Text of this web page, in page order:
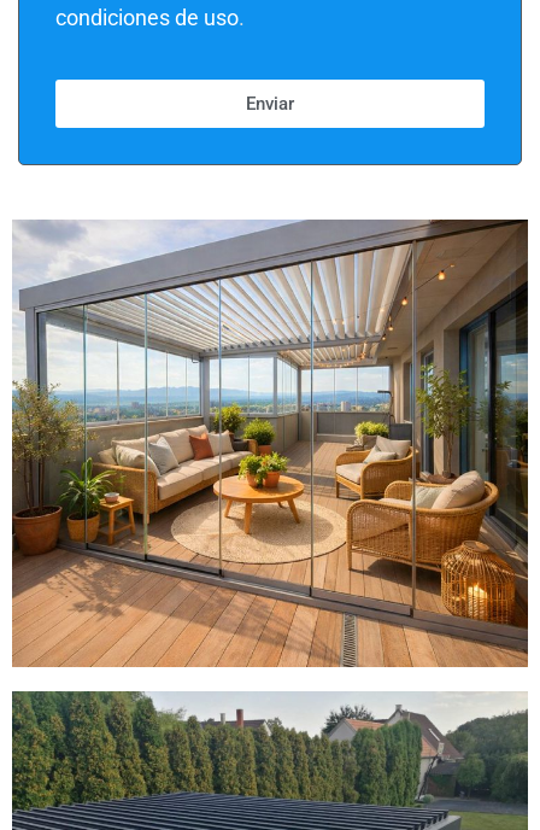
condiciones de uso.
Enviar